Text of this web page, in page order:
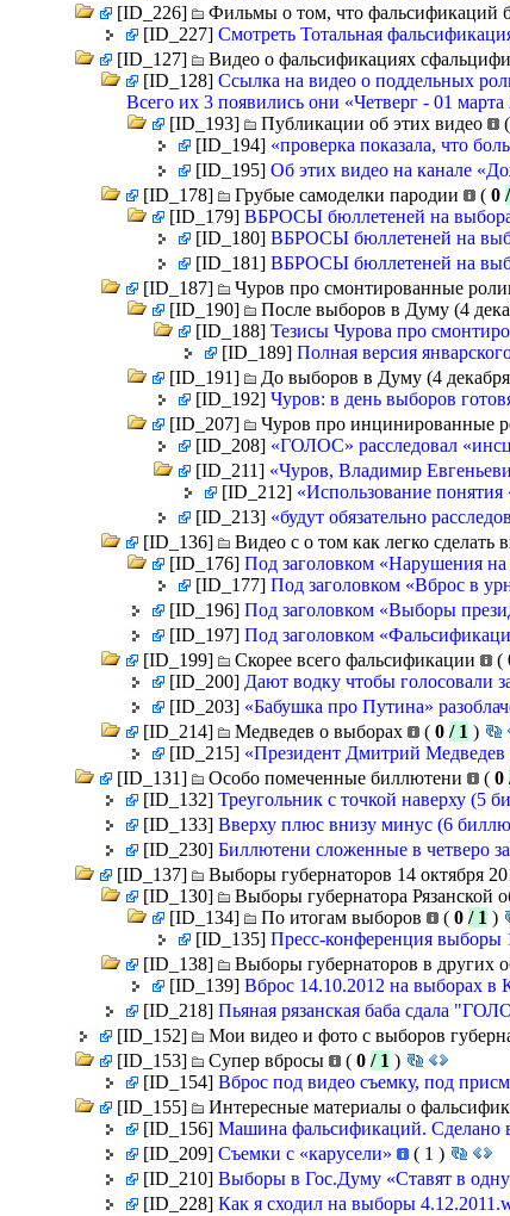
[ID_226]
Фильмы о том, что фальсификаций
[ID_227] Смотреть Тотальная
[ID_127]
Видео о фальсификациях
[ID_128] Ссылка на видео о поддельных
Всего их 3 появились они «Четверг - 01 марта
[ID_193]
Публикации об этих видео (
[ID_194] «проверка показала, что
[ID_195] Об этих видео на канале
[ID_178]
Грубые самоделки пародии ( 0
[ID_179] ВБРОСЫ бюллетеней на
[ID_180] ВБРОСЫ бюллетеней на
[ID_181] ВБРОСЫ бюллетеней на
[ID_187]
Чуров про смонтированные
[ID_190]
После выборов в Думу (4
[ID_188] Тезисы Чурова про
[ID_189] Полная версия
[ID_191]
До выборов в Думу (4
[ID_192] Чуров: в день выборов
[ID_207]
Чуров про инцинированные
[ID_208] «ГОЛОС» расследовал
[ID_211] «Чуров, Владимир
[ID_212] «Использование
[ID_213] «будут обязательно
[ID_136]
Видео с о том как легко
[ID_176] Под заголовком «Нарушения на
[ID_177] Под заголовком «Вброс в
[ID_196] Под заголовком «Выборы
[ID_197] Под заголовком
[ID_199]
Скорее всего фальсификации (
[ID_200] Дают водку чтобы голосовали
[ID_203] «Бабушка про Путина»
[ID_214]
Медведев о выборах ( 0 / 1 )
[ID_215] «Президент Дмитрий Медведев
[ID_131]
Особо помеченные биллютени ( 0
[ID_132] Треугольник с точкой наверху (5
[ID_133] Вверху плюс внизу минус (6
[ID_230] Биллютени сложенные в четверо
[ID_137]
Выборы губернаторов 14 октября
[ID_130]
Выборы губернатора Рязанской
[ID_134]
По итогам выборов ( 0 / 1 )
[ID_135] Пресс-конференция выборы
[ID_138]
Выборы губернаторов в других
[ID_139] Вброс 14.10.2012 на выборах в
[ID_218] Пьяная рязанская баба сдала
[ID_152]
Мои видео и фото с выборов
[ID_153]
Супер вбросы ( 0 / 1 )
[ID_154] Вброс под видео съемку, под
[ID_155]
Интересные материалы о
[ID_156] Машина фальсификаций. Сделано
[ID_209] Съемки с «карусели» ( 1 )
[ID_210] Выборы в Гос.Думу «Ставят в
[ID_228] Как я сходил на выборы